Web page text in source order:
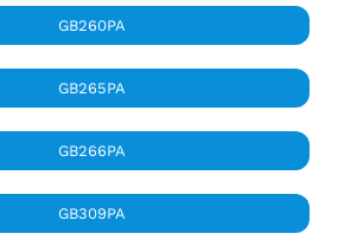
GB260PA
GB265PA
GB266PA
GB309PA